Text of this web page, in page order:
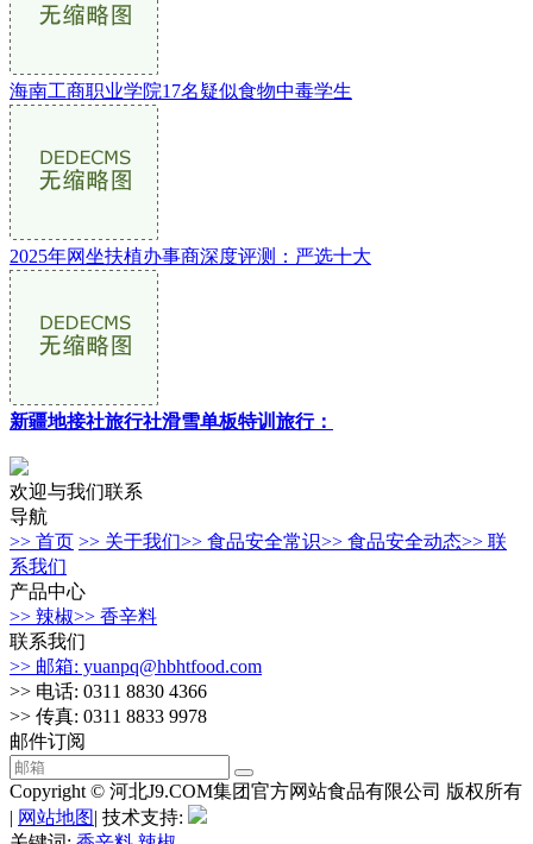
海南工商职业学院17名疑似食物中毒学生
2025年网坐扶植办事商深度评测：严选十大
新疆地接社旅行社滑雪单板特训旅行：
欢迎与我们联系
导航
>> 首页 >> 关于我们>> 食品安全常识>> 食品安全动态>> 联
系我们
产品中心
>> 辣椒>> 香辛料
联系我们
>> 邮箱: yuanpq@hbhtfood.com
>> 电话: 0311 8830 4366
>> 传真: 0311 8833 9978
邮件订阅
Copyright © 河北J9.COM集团官方网站食品有限公司 版权所有
| 网站地图| 技术支持: